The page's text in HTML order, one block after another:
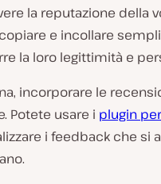
la reputazione della
copiare e incollare
la loro legittimità e
incorporare le
Potete usare i plugin
i feedback che